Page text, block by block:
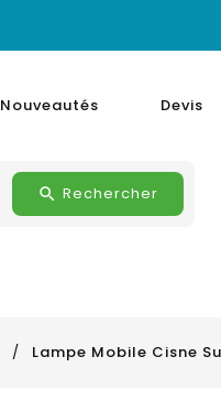
Nouveautés Devis
Rechercher
Lampe Mobile Cisne